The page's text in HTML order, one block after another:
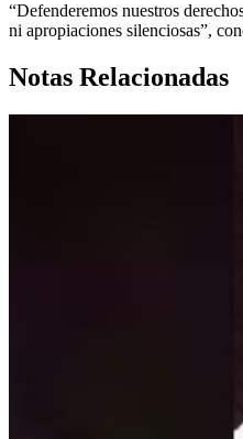
“Defenderemos nuestros
ni apropiaciones silenciosas”,
Notas Relacionadas